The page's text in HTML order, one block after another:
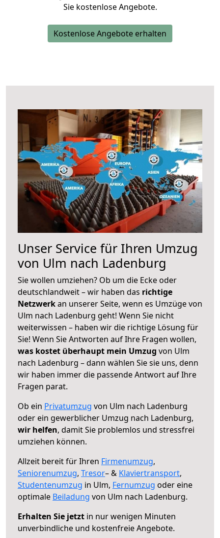
Sie kostenlose Angebote.
Kostenlose Angebote erhalten
Unser Service für Ihren Umzug
von Ulm nach Ladenburg
Sie wollen umziehen? Ob um die Ecke oder
deutschlandweit – wir haben das richtige
Netzwerkan unserer Seite, wenn es Umzüge von
Ulm nach Ladenburg geht! Wenn Sie nicht
weiterwissen – haben wir die richtige Lösung für
Sie! Wenn Sie Antworten auf Ihre Fragen wollen,
was kostet überhaupt mein Umzug von Ulm
nach Ladenburg – dann wählen Sie sie uns, denn
wir haben immer die passende Antwort auf Ihre
Fragen parat.
Ob ein Privatumzug von Ulm nach Ladenburg
oder ein gewerblicher Umzug nach Ladenburg,
wir helfen, damit Sie problemlos und stressfrei
umziehen können.
Allzeit bereit für Ihren Firmenumzug,
Seniorenumzug, Tresor– & Klaviertransport,
Studentenumzug in Ulm, Fernumzug oder eine
optimale Beiladung von Ulm nach Ladenburg.
Erhalten Sie jetzt in nur wenigen Minuten
unverbindliche und kostenfreie Angebote.